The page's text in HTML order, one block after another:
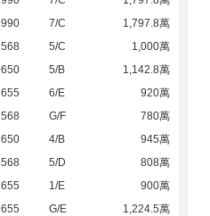
990 7/C
1,797.8萬
568 5/C
1,000萬
650 5/B
1,142.8萬
655 6/E
920萬
568 G/F
780萬
650 4/B
945萬
568 5/D
808萬
655 1/E
900萬
655 G/E
1,224.5萬